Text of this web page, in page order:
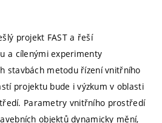
projekt FAST a řeší
a cílenými experimenty
stavbách metodu řízení vnitřního
projektu bude i výzkum v oblasti
Parametry vnitřního prostředí
objektů dynamicky mění,